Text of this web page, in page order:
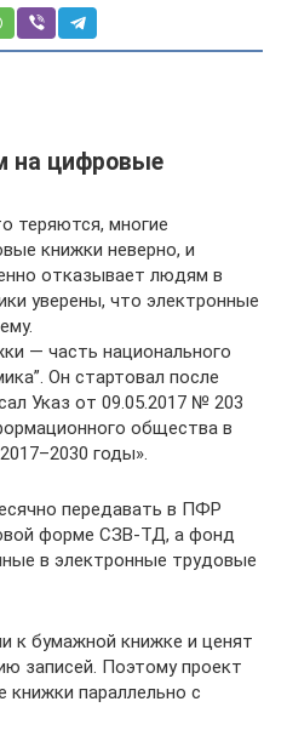
на цифровые
теряются, многие
книжки неверно, и
отказывает людям в
уверены, что электронные
— часть национального
Он стартовал после
Указ от 09.05.2017 № 203
общества в
годы».
передавать в ПФР
форме СЗВ-ТД, а фонд
в электронные трудовые
к бумажной книжке и ценят
записей. Поэтому проект
параллельно с